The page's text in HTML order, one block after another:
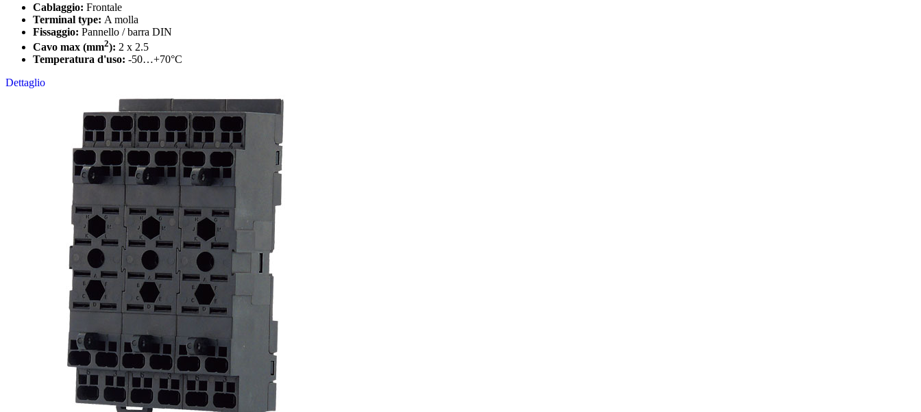
Cablaggio: Frontale
Terminal type: A molla
Fissaggio: Pannello / barra DIN
Cavo max (mm2): 2 x 2.5
Temperatura d'uso: -50…+70°C
Dettaglio